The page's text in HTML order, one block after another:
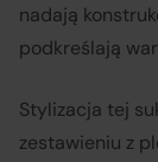
nadają
podkreślają
Stylizacja tej
zestawieniu z